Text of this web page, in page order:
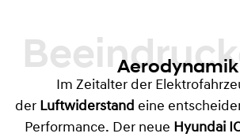
Aerodynamik
Im Zeitalter der
der Luftwiderstand eine
Performance. Der neue Hyundai